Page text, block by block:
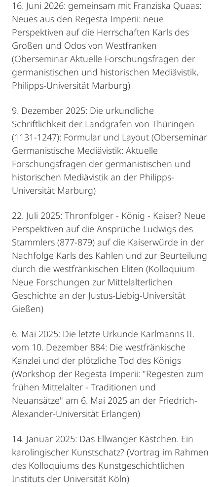
16. Juni 2026: gemeinsam mit Franziska Quaas:
Neues aus den Regesta Imperii: neue
Perspektiven auf die Herrschaften Karls des
Großen und Odos von Westfranken
(Oberseminar Aktuelle Forschungsfragen der
germanistischen und historischen Mediävistik,
Philipps-Universität Marburg)
9. Dezember 2025: Die urkundliche
Schriftlichkeit der Landgrafen von Thüringen
(1131-1247): Formular und Layout (Oberseminar
Germanistische Mediävistik: Aktuelle
Forschungsfragen der germanistischen und
historischen Mediävistik an der Philipps-
Universität Marburg)
22. Juli 2025: Thronfolger - König - Kaiser? Neue
Perspektiven auf die Ansprüche Ludwigs des
Stammlers (877-879) auf die Kaiserwürde in der
Nachfolge Karls des Kahlen und zur Beurteilung
durch die westfränkischen Eliten (Kolloquium
Neue Forschungen zur Mittelalterlichen
Geschichte an der Justus-Liebig-Universität
Gießen)
6. Mai 2025: Die letzte Urkunde Karlmanns II.
vom 10. Dezember 884: Die westfränkische
Kanzlei und der plötzliche Tod des Königs
(Workshop der Regesta Imperii: "Regesten zum
frühen Mittelalter - Traditionen und
Neuansätze" am 6. Mai 2025 an der Friedrich-
Alexander-Universität Erlangen)
14. Januar 2025: Das Ellwanger Kästchen. Ein
karolingischer Kunstschatz? (Vortrag im Rahmen
des Kolloquiums des Kunstgeschichtlichen
Instituts der Universität Köln)